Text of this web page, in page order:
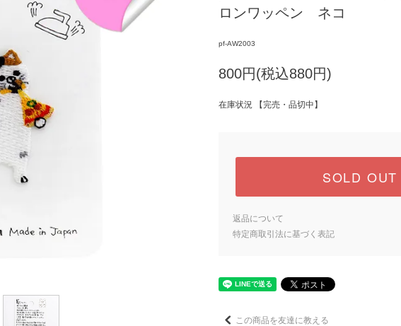
ロンワッペン ネコ
pf-AW2003
800円(税込880円)
在庫状況 【完売・品切中】
SOLD OUT
返品について
特定商取引法に基づく表記
この商品を友達に教える